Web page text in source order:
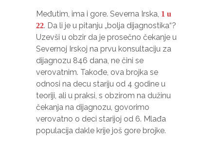
Međutim, ima i gore. Severna Irska, 1 u
22. Da li je u pitanju „bolja dijagnostika“?
Uzevši u obzir da je prosečno čekanje u
Severnoj Irskoj na prvu konsultaciju za
dijagnozu 846 dana, ne čini se
verovatnim. Takođe, ova brojka se
odnosi na decu stariju od 4 godine u
teoriji, ali u praksi, s obzirom na dužinu
čekanja na dijagnozu, govorimo
verovatno o deci starijoj od 6. Mlađa
populacija dakle krije još gore brojke.